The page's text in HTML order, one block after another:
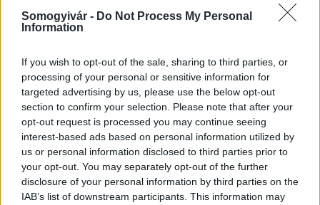
Somogyivár - Do Not Process My Personal
Information
If you wish to opt-out of the sale, sharing to third parties, or
processing of your personal or sensitive information for
targeted advertising by us, please use the below opt-out
section to confirm your selection. Please note that after your
opt-out request is processed you may continue seeing
interest-based ads based on personal information utilized by
us or personal information disclosed to third parties prior to
your opt-out. You may separately opt-out of the further
disclosure of your personal information by third parties on the
IAB’s list of downstream participants. This information may
FELIRATKOZÁS
LEGFRISSEBB
Országos hírek
Megérkezett az eső a Duna vízgyűjtőjére
Megérkezett a rég várt eső a Duna vízgyűjtőjére, a folyó
magyarországi szakaszán azonban továbbra is csak pár
centiméteres vízszintváltozások jellemzőek.